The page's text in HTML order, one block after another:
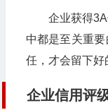
企业获得
中都是至关重
任，才会留下好
企业信用评